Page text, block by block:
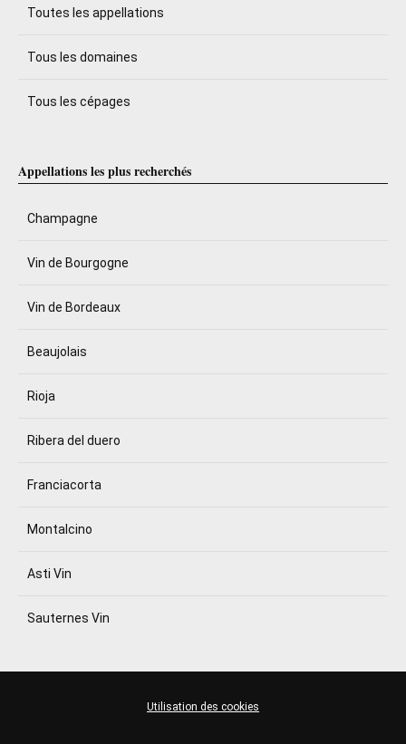
Toutes les appellations
Tous les domaines
Tous les cépages
Appellations les plus recherchés
Champagne
Vin de Bourgogne
Vin de Bordeaux
Beaujolais
Rioja
Ribera del duero
Franciacorta
Montalcino
Asti Vin
Sauternes Vin
Utilisation des cookies